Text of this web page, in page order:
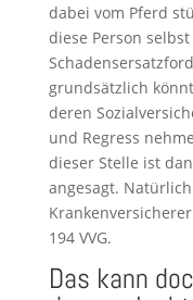
dabei vom Pferd
diese Person
grundsätzlich
deren
und Regress
dieser Stelle ist
angesagt.
194 VVG.
Das kann